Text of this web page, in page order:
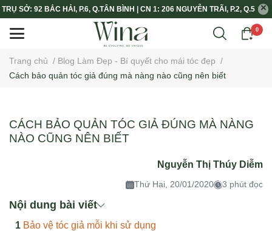
TRỤ SỞ: 92 BẮC HẢI, P.6, Q.TÂN BÌNH | CN 1: 206 NGUYỄN TRÃI, P.2, Q.5
0
Trang chủ / Blog Làm Đẹp - Bí quyết cho mái tóc đẹp /
Cách bảo quản tóc giả đúng mà nàng nào cũng nên biết
CÁCH BẢO QUẢN TÓC GIẢ ĐÚNG MÀ NÀNG
NÀO CŨNG NÊN BIẾT
Nguyễn Thị Thúy Diễm
Thứ Hai, 20/01/2020 3 phút đọc
Nội dung bài viết
Bảo vệ tóc giả mỗi khi sử dụng